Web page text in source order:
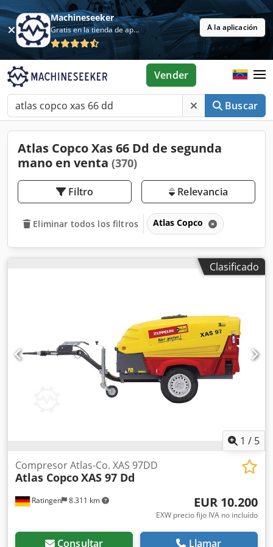
Machineseeker
Gratis en la tienda de aplicaciones A la aplicación
Buscar
Vender
Atlas Copco Xas 66 Dd de segunda
mano en venta (370)
Filtro Relevancia
Eliminar todos los filtros Atlas Copco
Clasificado
1 / 5
Ratingen 8.311 km
Compresor Atlas-Co. XAS 97DD
Atlas CopcoXAS 97 Dd
EUR 10.200
EXW precio fijo IVA no incluído
Consultar Llamar